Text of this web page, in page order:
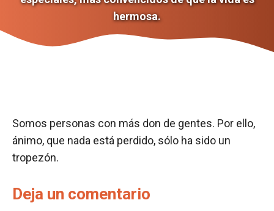
hermosa.
Somos personas con más don de gentes. Por ello,
ánimo, que nada está perdido, sólo ha sido un
tropezón.
Deja un comentario